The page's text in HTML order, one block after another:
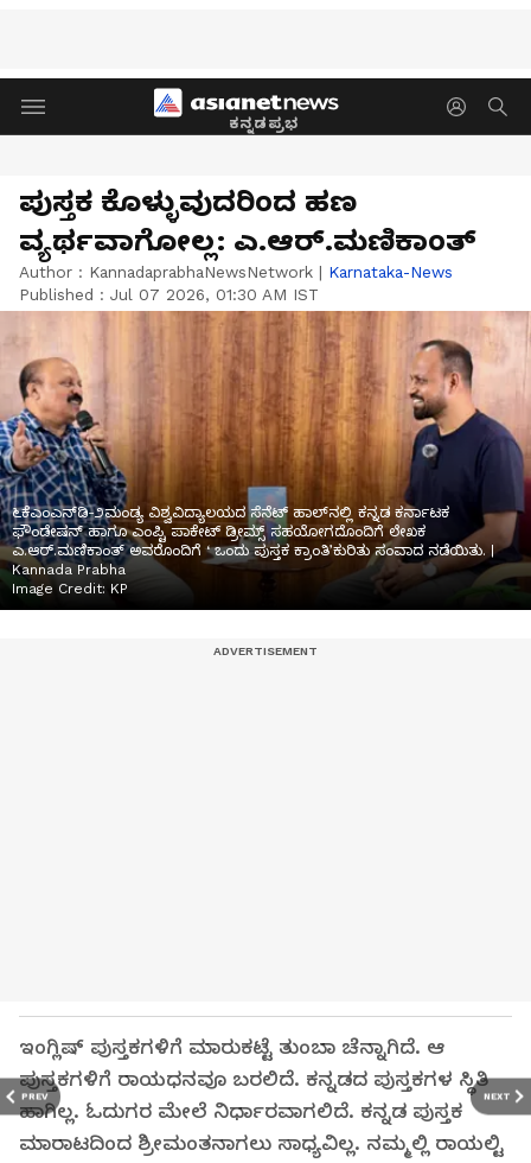
ಕನ್ನಡಪ್ರಭ
PREV NEXT
ಪುಸ್ತಕ ಕೊಳ್ಳುವುದರಿಂದ ಹಣ
ವ್ಯರ್ಥವಾಗೋಲ್ಲ: ಎ.ಆರ್.ಮಣಿಕಾಂತ್
Author : KannadaprabhaNewsNetwork | Karnataka-News
Published : Jul 07 2026, 01:30 AM IST
೬ಕೆಎಂಎನ್‌ಡಿ-೨ಮಂಡ್ಯ ವಿಶ್ವವಿದ್ಯಾಲಯದ ಸೆನೆಟ್ ಹಾಲ್‌ನಲ್ಲಿ ಕನ್ನಡ ಕರ್ನಾಟಕ
ಫೌಂಡೇಷನ್ ಹಾಗೂ ಎಂಪ್ಟಿ ಪಾಕೇಟ್ ಡ್ರೀಮ್ಸ್ ಸಹಯೋಗದೊಂದಿಗೆ ಲೇಖಕ
ಎ.ಆರ್.ಮಣಿಕಾಂತ್ ಅವರೊಂದಿಗೆ ‘ ಒಂದು ಪುಸ್ತಕ ಕ್ರಾಂತಿ’ಕುರಿತು ಸಂವಾದ ನಡೆಯಿತು. |
Kannada Prabha
Image Credit: KP
ಇಂಗ್ಲಿಷ್ ಪುಸ್ತಕಗಳಿಗೆ ಮಾರುಕಟ್ಟೆ ತುಂಬಾ ಚೆನ್ನಾಗಿದೆ. ಆ
ಪುಸ್ತಕಗಳಿಗೆ ರಾಯಧನವೂ ಬರಲಿದೆ. ಕನ್ನಡದ ಪುಸ್ತಕಗಳ ಸ್ಥಿತಿ
ಹಾಗಿಲ್ಲ. ಓದುಗರ ಮೇಲೆ ನಿರ್ಧಾರವಾಗಲಿದೆ. ಕನ್ನಡ ಪುಸ್ತಕ
ಮಾರಾಟದಿಂದ ಶ್ರೀಮಂತನಾಗಲು ಸಾಧ್ಯವಿಲ್ಲ. ನಮ್ಮಲ್ಲಿ ರಾಯಲ್ಟಿ